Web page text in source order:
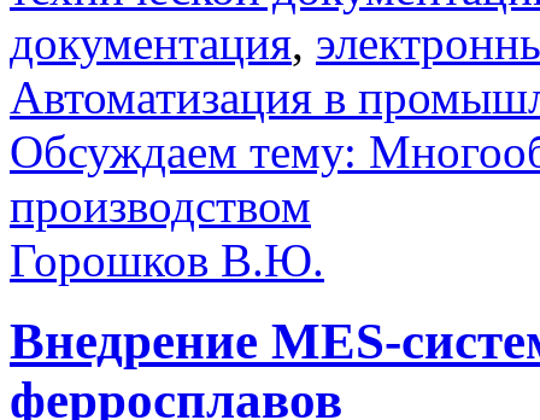
документация,
Автоматизация в
Обсуждаем тему:
производством
Горошков В.Ю.
Внедрение MES-
ферросплавов